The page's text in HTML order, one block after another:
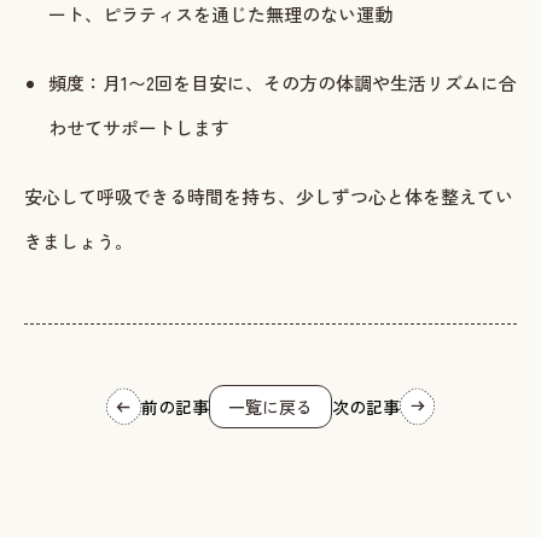
ート、ピラティスを通じた無理のない運動
頻度：月1〜2回を目安に、その方の体調や生活リズムに合
わせてサポートします
安心して呼吸できる時間を持ち、少しずつ心と体を整えてい
きましょう。
前の記事 一覧に戻る 次の記事